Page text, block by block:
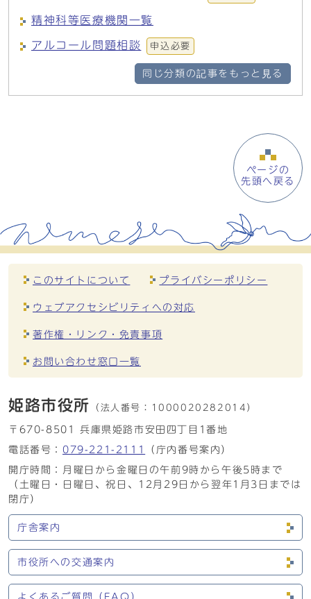
精神科等医療機関一覧
アルコール問題相談 申込必要
同じ分類の記事をもっと見る
ページの
先頭へ戻る
このサイトについて プライバシーポリシー
ウェブアクセシビリティへの対応
著作権・リンク・免責事項
お問い合わせ窓口一覧
姫路市役所 （法人番号： 1000020282014）
〒670-8501 兵庫県姫路市安田四丁目1番地
電話番号： 079-221-2111
（庁内番号案内）
開庁時間：月曜日から金曜日の午前9時から午後5時まで
（土曜日・日曜日、祝日、12月29日から翌年1月3日までは
閉庁）
庁舎案内
市役所への交通案内
よくあるご質問（FAQ）